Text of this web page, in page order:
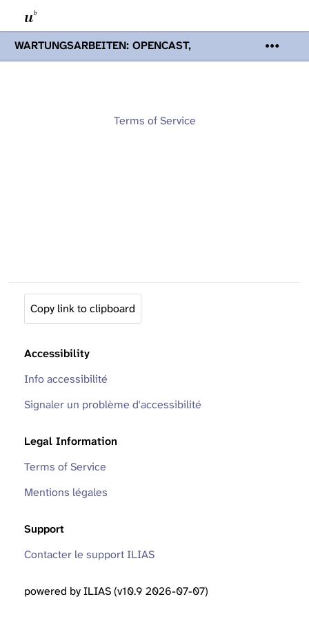
WARTUNGSARBEITEN: OPENCAST,
PODCASTS & TOBIRA
Mi 19. August
Opencast-Videos und Tobira nicht zur
Terms of Service
Copy link to clipboard
Accessibility
Info accessibilité
Signaler un problème d'accessibilité
Legal Information
Terms of Service
Mentions légales
Support
Contacter le support ILIAS
powered by ILIAS (v10.9 2026-07-07)